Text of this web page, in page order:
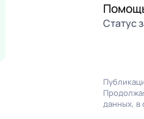
Статус
данных, в